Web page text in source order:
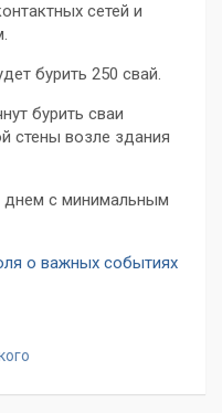
сетей и
бурить 250 свай.
бурить сваи
стены возле здания
с минимальным
о важных событиях